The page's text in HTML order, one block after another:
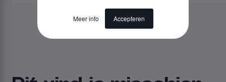
Meer info Accepteren